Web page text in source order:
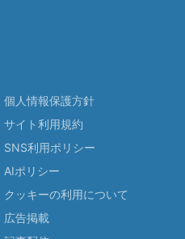
個人情報保護方針
サイト利用規約
SNS利用ポリシー
AIポリシー
クッキーの利用について
広告掲載